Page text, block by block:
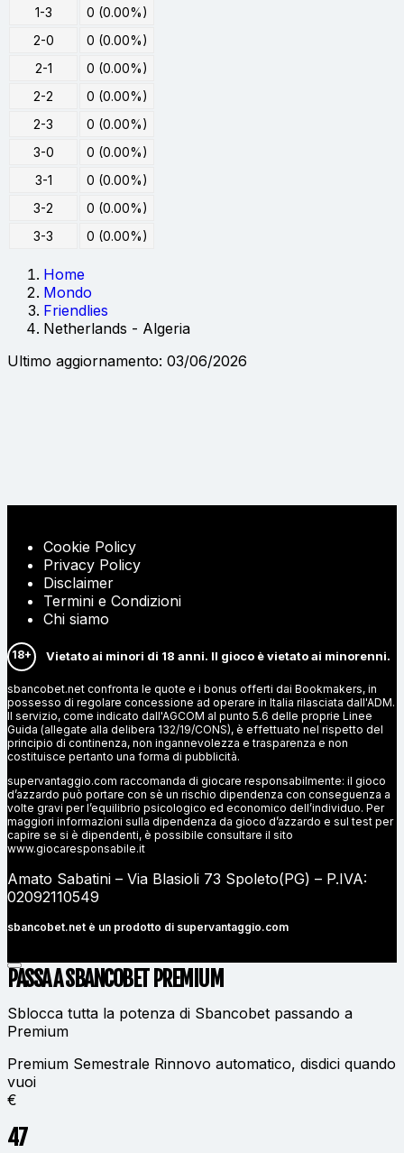
1-3
0 (0.00%)
2-0
0 (0.00%)
2-1
0 (0.00%)
2-2
0 (0.00%)
2-3
0 (0.00%)
3-0
0 (0.00%)
3-1
0 (0.00%)
3-2
0 (0.00%)
3-3
0 (0.00%)
Home
Mondo
Friendlies
Netherlands - Algeria
Ultimo aggiornamento: 03/06/2026
Cookie Policy
Privacy Policy
Disclaimer
Termini e Condizioni
Chi siamo
18+ Vietato ai minori di 18 anni. Il gioco è vietato ai minorenni.
sbancobet.net confronta le quote e i bonus offerti dai Bookmakers, in
possesso di regolare concessione ad operare in Italia rilasciata dall'ADM.
Il servizio, come indicato dall'AGCOM al punto 5.6 delle proprie Linee
Guida (allegate alla delibera 132/19/CONS), è effettuato nel rispetto del
principio di continenza, non ingannevolezza e trasparenza e non
costituisce pertanto una forma di pubblicità.
supervantaggio.com raccomanda di giocare responsabilmente: il gioco
d’azzardo può portare con sè un rischio dipendenza con conseguenza a
volte gravi per l’equilibrio psicologico ed economico dell’individuo. Per
maggiori informazioni sulla dipendenza da gioco d’azzardo e sul test per
capire se si è dipendenti, è possibile consultare il sito
www.giocaresponsabile.it
Amato Sabatini – Via Blasioli 73 Spoleto(PG) – P.IVA:
02092110549
sbancobet.net è un prodotto di supervantaggio.com
PASSA A SBANCOBET PREMIUM
Sblocca tutta la potenza di Sbancobet passando a
Premium
Premium Semestrale Rinnovo automatico, disdici quando
vuoi
€
47